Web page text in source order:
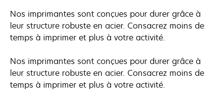
Nos imprimantes sont conçues pour durer grâce à
leur structure robuste en acier. Consacrez moins de
temps à imprimer et plus à votre activité.
Nos imprimantes sont conçues pour durer grâce à
leur structure robuste en acier. Consacrez moins de
temps à imprimer et plus à votre activité.